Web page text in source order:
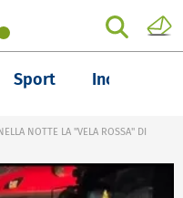
Sport Inchieste
NOTTE LA "VELA ROSSA" DI